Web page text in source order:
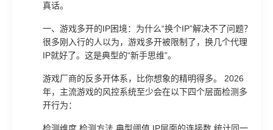
真话。
一、游戏多开的IP困境：为什么“换个IP”解决不了问题？
很多刚入行的人以为，游戏多开被限制了，换几个代理
IP就好了。这是典型的“新手思维”。
游戏厂商的反多开体系，比你想象的精明得多。 2026
年，主流游戏的风控系统至少会在以下四个层面检测多
开行为：